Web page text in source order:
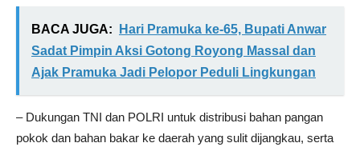
BACA JUGA:
Hari Pramuka ke-65, Bupati Anwar
Sadat Pimpin Aksi Gotong Royong Massal dan
Ajak Pramuka Jadi Pelopor Peduli Lingkungan
– Dukungan TNI dan POLRI untuk distribusi bahan pangan
pokok dan bahan bakar ke daerah yang sulit dijangkau, serta